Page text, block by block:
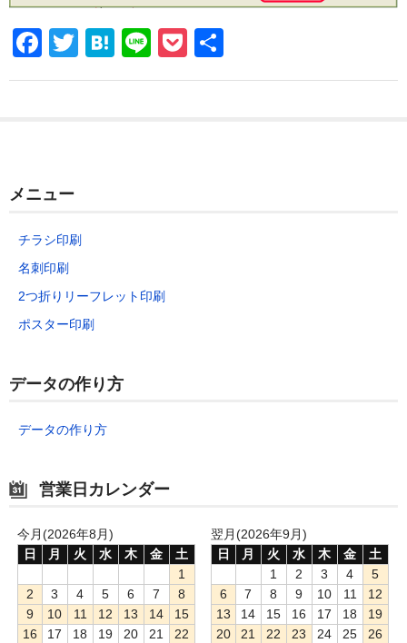
F
a
o
k
T
wi
H
at
Li
n
P
o
有
メニュー
チラシ印刷
名刺印刷
2つ折りリーフレット印刷
ポスター印刷
データの作り方
データの作り方
営業日カレンダー
今月(2026年8月)
日
月 火 水 木 金
土
1
2
3 4 5 6 7
8
9
10 11 12 13 14
15
16
17 18 19 20 21
22
翌月(2026年9月)
日
月 火 水 木 金
土
1
2 3 4
5
6
7 8 9 10 11
12
13
14 15 16 17 18
19
20
21 22 23 24 25
26